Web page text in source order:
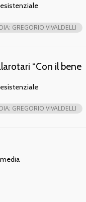
GREGORIO VIVALDELLI
“Con il bene
GREGORIO VIVALDELLI